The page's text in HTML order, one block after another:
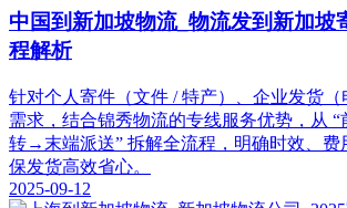
中国到新加坡物流_物流发到新加坡
程解析
针对个人寄件（文件 / 特产）、企业发货（
需求，结合锦秀物流的专线服务优势，从
转→末端派送” 拆解全流程，明确时效、费
保发货高效省心。
2025-09-12